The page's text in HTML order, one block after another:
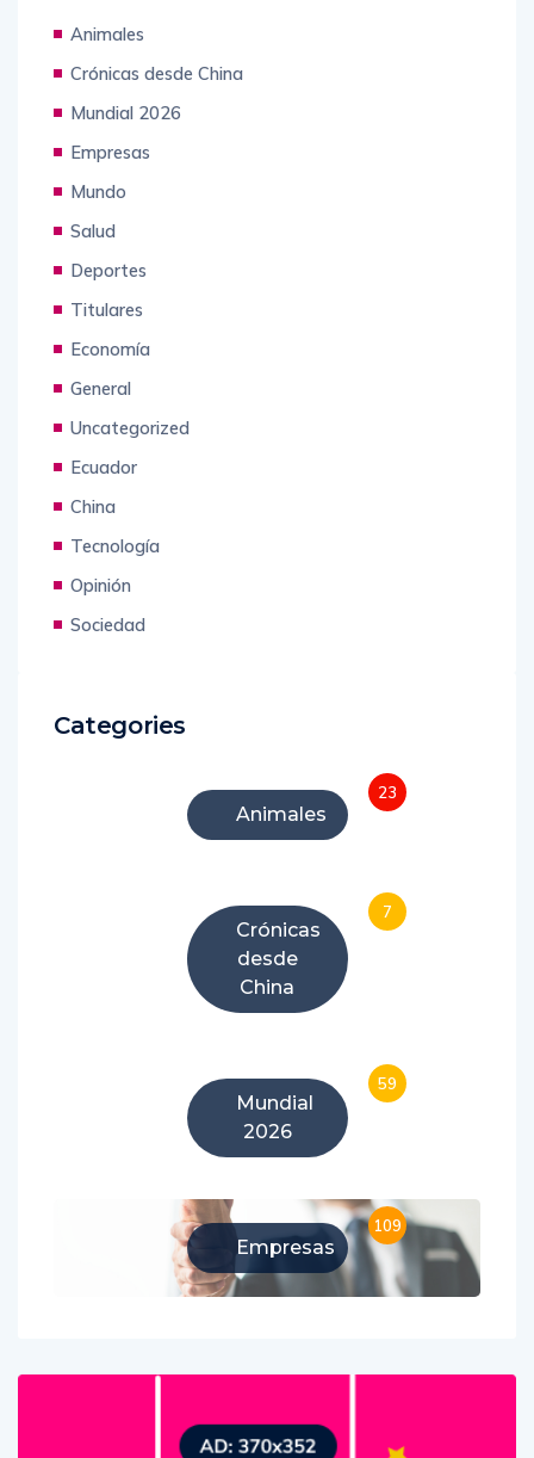
Animales
Crónicas desde China
Mundial 2026
Empresas
Mundo
Salud
Deportes
Titulares
Economía
General
Uncategorized
Ecuador
China
Tecnología
Opinión
Sociedad
Categories
Animales
23
Crónicas
desde
China
7
Mundial
2026
59
Empresas
109